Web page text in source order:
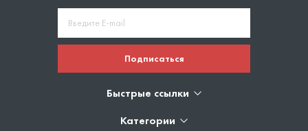
Подписаться
Быстрые ссылки
Категории